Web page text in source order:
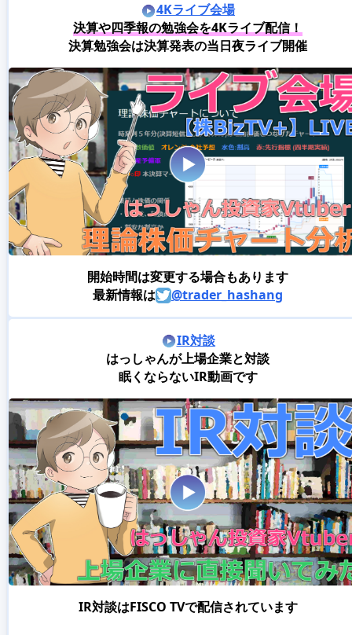
4Kライブ会場
決算や四季報の勉強会を4Kライブ配信！
決算勉強会は決算発表の当日夜ライブ開催
開始時間は変更する場合もあります
最新情報は
@trader_hashang
IR対談
はっしゃんが上場企業と対談
眠くならないIR動画です
IR対談はFISCO TVで配信されています